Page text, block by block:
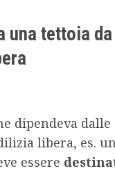
una tettoia
dipendeva
libera, es.
essere